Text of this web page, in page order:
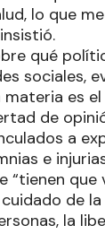
lo que
qué
sociales,
materia es
de
a
e
“tienen
de
la